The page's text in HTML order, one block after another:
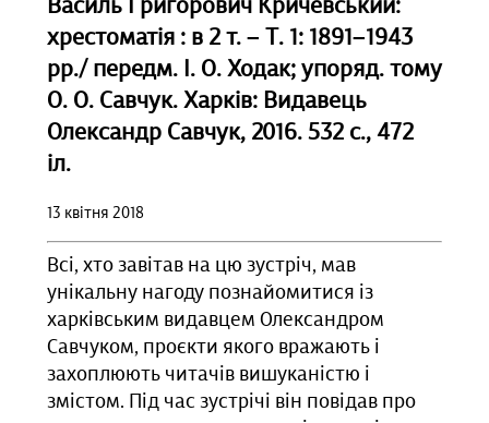
Василь Григорович Кричевський:
хрестоматія : в 2 т. – Т. 1: 1891–1943
рр./ передм. І. О. Ходак; упоряд. тому
О. О. Савчук. Харків: Видавець
Олександр Савчук, 2016. 532 с., 472
іл.
13 квітня 2018
Всі, хто завітав на цю зустріч, мав
унікальну нагоду познайомитися із
харківським видавцем Олександром
Савчуком, проєкти якого вражають і
захоплюють читачів вишуканістю і
змістом. Під час зустрічі він повідав про